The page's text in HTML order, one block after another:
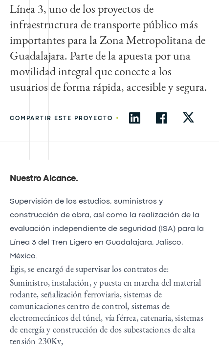
Línea 3, uno de los proyectos de
infraestructura de transporte público más
importantes para la Zona Metropolitana de
Guadalajara. Parte de la apuesta por una
movilidad integral que conecte a los
usuarios de forma rápida, accesible y segura.
COMPARTIR ESTE PROYECTO •
Nuestro Alcance.
Supervisión de los estudios, suministros y
construcción de obra, así como la realización de la
evaluación independiente de seguridad (ISA) para la
Línea 3 del Tren Ligero en Guadalajara, Jalisco,
México.
Egis, se encargó de supervisar los contratos de:
Suministro, instalación, y puesta en marcha del material
rodante, señalización ferroviaria, sistemas de
comunicaciones centro de control, sistemas de
electromecánicos del túnel, vía férrea, catenaria, sistemas
de energía y construcción de dos subestaciones de alta
tensión 230Kv,